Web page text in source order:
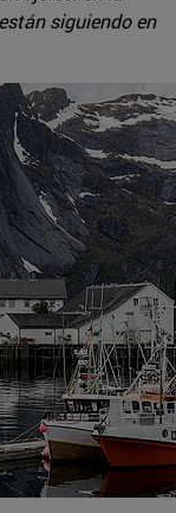
siguiendo en